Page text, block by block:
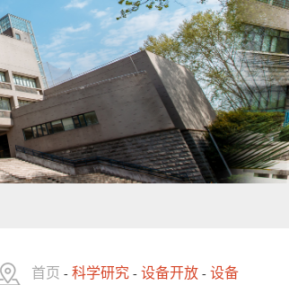
首页 - 科学研究 - 设备开放 - 设备